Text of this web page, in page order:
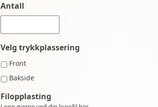
Antall
Velg trykkplassering
Front
Bakside
Filopplasting